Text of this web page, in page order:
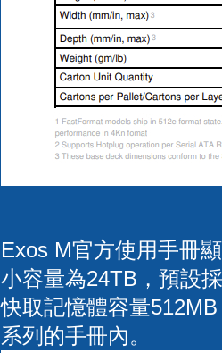
Exos M官方使用手冊
小容量為24TB，預設
快取記憶體容量
系列的手冊內。